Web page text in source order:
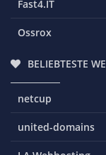
Fast4.IT
Ossrox
BELIEBTESTE
netcup
united-domains